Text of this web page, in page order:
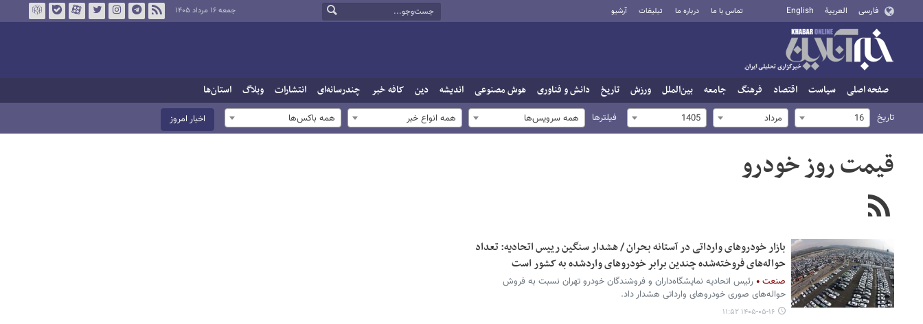
فارسی العربية English تماس با ما درباره ما تبلیغات آرشیو جمعه ۱۶ مرداد ۱۴۰۵
صفحه اصلی سیاست اقتصاد فرهنگ جامعه بین‌الملل ورزش تاریخ دانش و فناوری هوش مصنوعی اندیشه دین کافه خبر چندرسانه‌ای انتشارات وبلاگ استان‌ها
تاریخ 16 مرداد 1405 فیلترها همه سرویس‌ها همه انواع خبر همه باکس‌ها اخبار امروز
قیمت روز خودرو
بازار خودروهای وارداتی در آستانه بحران / هشدار سنگین رییس اتحادیه: تعداد
حواله‌های فروخته‌شده چندین برابر خودروهای واردشده به کشور است
صنعت
رئیس اتحادیه نمایشگاه‌داران و فروشندگان خودرو تهران نسبت به فروش
حواله‌های صوری خودروهای وارداتی هشدار داد.
۱۴۰۵-۰۵-۱۶ ۱۱:۵۲